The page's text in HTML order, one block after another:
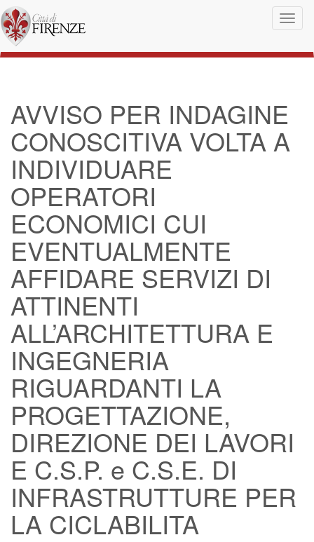
Salta al contenuto principale
AVVISO PER INDAGINE
CONOSCITIVA VOLTA A
INDIVIDUARE
OPERATORI
ECONOMICI CUI
EVENTUALMENTE
AFFIDARE SERVIZI DI
ATTINENTI
ALL’ARCHITETTURA E
INGEGNERIA
RIGUARDANTI LA
PROGETTAZIONE,
DIREZIONE DEI LAVORI
E C.S.P. e C.S.E. DI
INFRASTRUTTURE PER
LA CICLABILITA